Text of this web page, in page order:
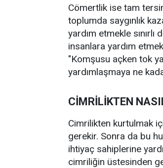
Cömertlik ise tam
toplumda saygınlık
yardım etmekle
insanlara yardım
"Komşusu açken tok
yardımlaşmaya ne
CİMRİLİKTEN
Cimrilikten kurtulmak
gerekir. Sonra da bu
ihtiyaç sahiplerine
cimriliğin üstesinden